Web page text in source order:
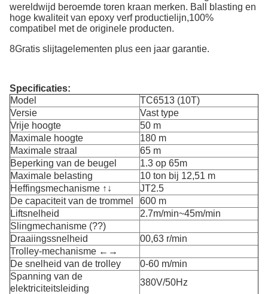
wereldwijd beroemde toren kraan merken. Ball blasting en
hoge kwaliteit van epoxy verf productielijn,100%
compatibel met de originele producten.
8Gratis slijtagelementen plus een jaar garantie.
Specificaties:
Model
TC6513 (10T)
Versie
Vast type
Vrije hoogte
50 m
Maximale hoogte
180 m
Maximale straal
65 m
Beperking van de beugel
1.3 op 65m
Maximale belasting
10 ton bij 12,51 m
Heffingsmechanisme ↑↓
JT2.5
De capaciteit van de trommel
600 m
Liftsnelheid
2.7m/min~45m/min
Slingmechanisme (??)
Draaiingssnelheid
00,63 r/min
Trolley-mechanisme ←→
De snelheid van de trolley
0-60 m/min
Spanning van de
elektriciteitsleiding
380V/50Hz